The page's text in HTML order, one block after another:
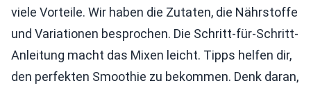
viele Vorteile. Wir haben die Zutaten, die Nährstoffe
und Variationen besprochen. Die Schritt-für-Schritt-
Anleitung macht das Mixen leicht. Tipps helfen dir,
den perfekten Smoothie zu bekommen. Denk daran,